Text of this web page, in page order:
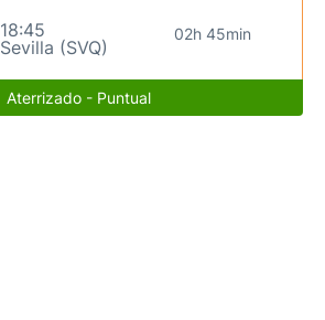
18:45
Sevilla (SVQ)
02h 45min
Aterrizado - Puntual